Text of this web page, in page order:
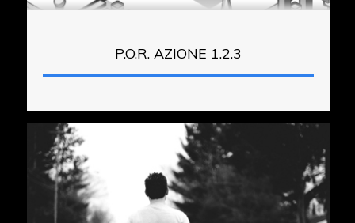
P.O.R. AZIONE 1.2.3